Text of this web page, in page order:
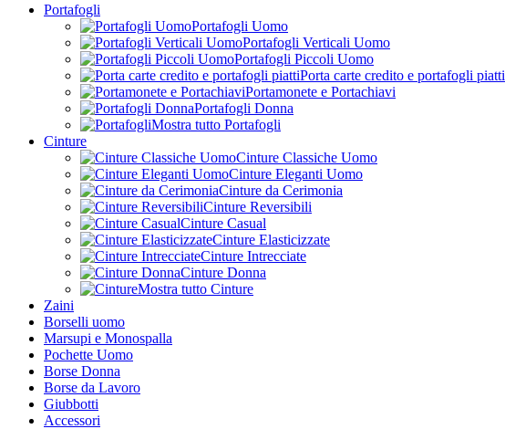
Portafogli
Portafogli Uomo
Portafogli Verticali Uomo
Portafogli Piccoli Uomo
Porta carte credito e portafogli piatti
Portamonete e Portachiavi
Portafogli Donna
Mostra tutto Portafogli
Cinture
Cinture Classiche Uomo
Cinture Eleganti Uomo
Cinture da Cerimonia
Cinture Reversibili
Cinture Casual
Cinture Elasticizzate
Cinture Intrecciate
Cinture Donna
Mostra tutto Cinture
Zaini
Borselli uomo
Marsupi e Monospalla
Pochette Uomo
Borse Donna
Borse da Lavoro
Giubbotti
Accessori